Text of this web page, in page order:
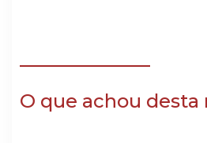
O que achou desta